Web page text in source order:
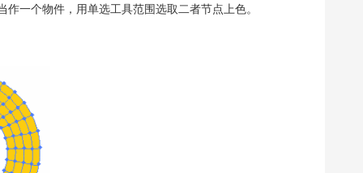
个物件，用单选工具范围选取二者节点上色。